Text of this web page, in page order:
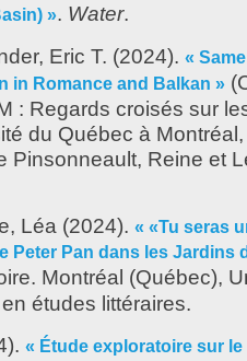
». Water.
Eric T. (2024). «
in Romance and Balkan »
: Regards croisés sur
du Québec à
Pinsonneault, Reine et
Léa (2024). « «Tu seras
Peter Pan dans les Jardins
Montréal (Québec),
études littéraires.
« Étude exploratoire sur